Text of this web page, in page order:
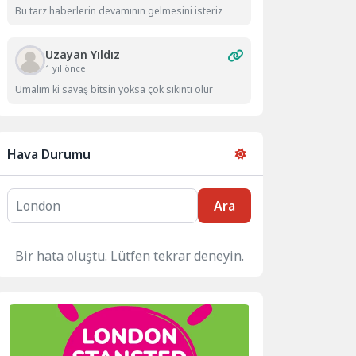
Bu tarz haberlerin devamının gelmesini isteriz
Uzayan Yıldız
1 yıl önce
Umalım ki savaş bitsin yoksa çok sıkıntı olur
Hava Durumu
Ara
Bir hata oluştu. Lütfen tekrar deneyin.